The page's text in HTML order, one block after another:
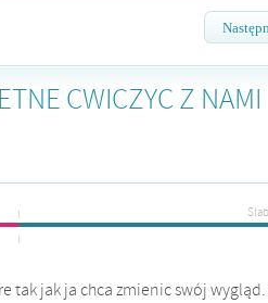
CWICZYC Z NAMI
tak jak ja chca zmienic swój